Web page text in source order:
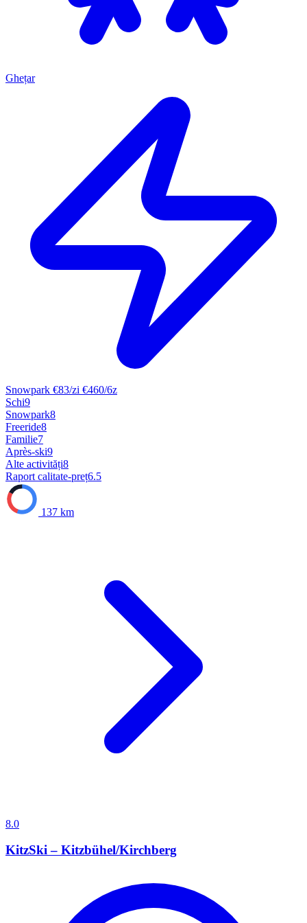
Ghețar
Snowpark €83/zi €460/6z
Schi9
Snowpark8
Freeride8
Familie7
Après-ski9
Alte activități8
Raport calitate-preț6.5
137 km
8.0
KitzSki – Kitzbühel/Kirchberg